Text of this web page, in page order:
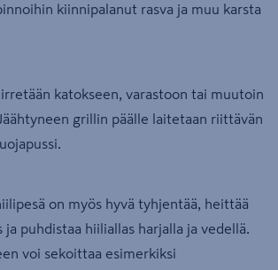
kiinnipalanut rasva ja muu karsta
katokseen, varastoon tai muutoin
grillin päälle laitetaan riittävän
on myös hyvä tyhjentää, heittää
puhdistaa hiiliallas harjalla ja vedellä.
voi sekoittaa esimerkiksi